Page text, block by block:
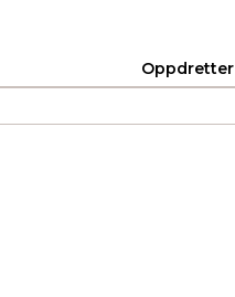
Oppdretter